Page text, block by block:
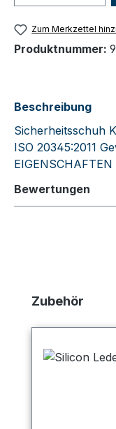
Zum Merkzettel
Produktnummer:
Beschreibung
Sicherheitsschuh
ISO 20345:2011
Bewertungen
Produktgalerie
Zubehör